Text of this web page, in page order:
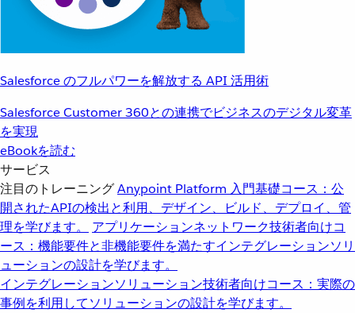
Salesforce のフルパワーを解放する API 活用術
Salesforce Customer 360との連携でビジネスのデジタル変革
を実現
eBookを読む
サービス
注目のトレーニングAnypoint Platform 入門基礎コース：公
開されたAPIの検出と利用、デザイン、ビルド、デプロイ、管
理を学びます。
アプリケーションネットワーク技術者向けコ
ース：機能要件と非機能要件を満たすインテグレーションソリ
ューションの設計を学びます。
インテグレーションソリューション技術者向けコース：実際の
事例を利用してソリューションの設計を学びます。